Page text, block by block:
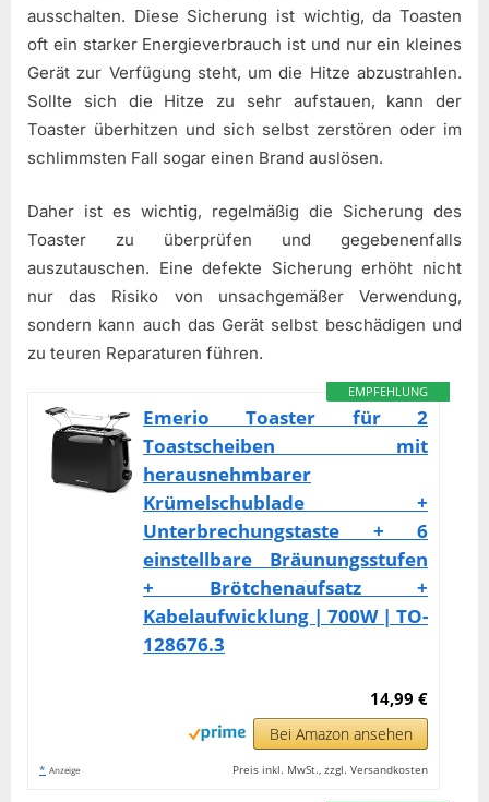
ausschalten. Diese Sicherung ist wichtig, da Toasten
oft ein starker Energieverbrauch ist und nur ein kleines
Gerät zur Verfügung steht, um die Hitze abzustrahlen.
Sollte sich die Hitze zu sehr aufstauen, kann der
Toaster überhitzen und sich selbst zerstören oder im
schlimmsten Fall sogar einen Brand auslösen.
Daher ist es wichtig, regelmäßig die Sicherung des
Toaster zu überprüfen und gegebenenfalls
auszutauschen. Eine defekte Sicherung erhöht nicht
nur das Risiko von unsachgemäßer Verwendung,
sondern kann auch das Gerät selbst beschädigen und
zu teuren Reparaturen führen.
EMPFEHLUNG
Emerio Toaster für 2
Toastscheiben mit
herausnehmbarer
Krümelschublade +
Unterbrechungstaste + 6
einstellbare Bräunungsstufen
+ Brötchenaufsatz +
Kabelaufwicklung | 700W | TO-
128676.3
14,99 €
Bei Amazon ansehen
* Anzeige Preis inkl. MwSt., zzgl. Versandkosten